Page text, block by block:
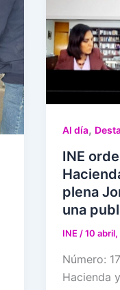
Al día,
INE
plena
una
INE/10
Número:
Hacienda